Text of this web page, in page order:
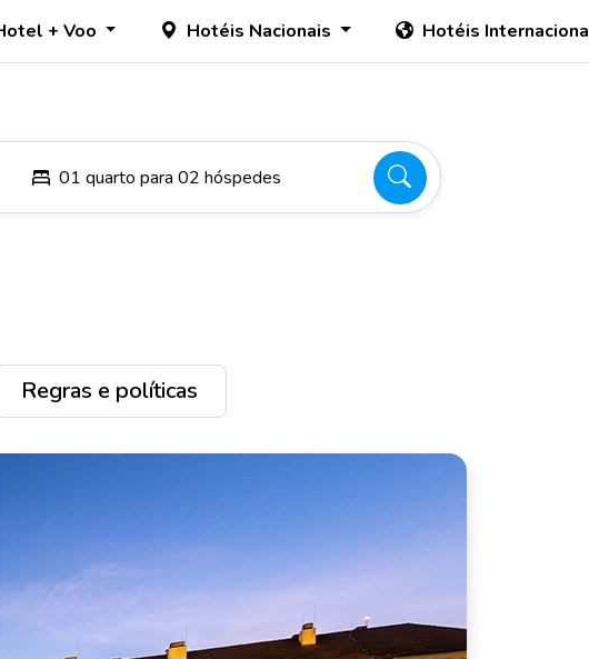
+ Voo Hotéis Nacionais Hotéis
01 quarto para 02 hóspedes
Regras e políticas